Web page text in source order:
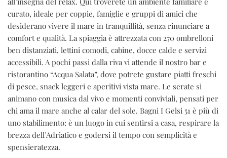
curato, ideale per coppie, famiglie e gruppi di amici che
desiderano vivere il mare in tranquillità, senza rinunciare a
comfort e qualità. La spiaggia è attrezzata con 270 ombrelloni
ben distanziati, lettini comodi, cabine, docce calde e servizi
accessibili. A pochi passi dalla riva vi attende il nostro bar e
ristorantino “Acqua Salata”, dove potrete gustare piatti freschi
di pesce, snack leggeri e aperitivi vista mare. Le serate si
animano con musica dal vivo e momenti conviviali, pensati per
chi ama il mare anche al calar del sole. Bagni I Gelsi 51 è più di
uno stabilimento: è un luogo in cui sentirsi a casa, respirare la
brezza dell’Adriatico e godersi il tempo con semplicità e
spensieratezza.